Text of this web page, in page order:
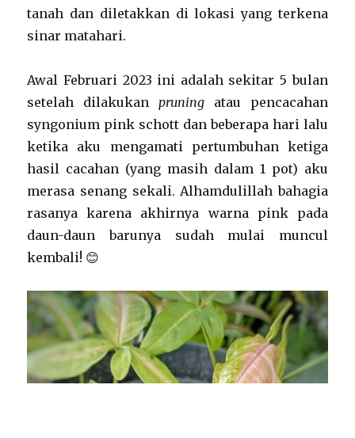
tanah dan diletakkan di lokasi yang terkena
sinar matahari.
Awal Februari 2023 ini adalah sekitar 5 bulan
setelah dilakukan pruning atau pencacahan
syngonium pink schott dan beberapa hari lalu
ketika aku mengamati pertumbuhan ketiga
hasil cacahan (yang masih dalam 1 pot) aku
merasa senang sekali. Alhamdulillah bahagia
rasanya karena akhirnya warna pink pada
daun-daun barunya sudah mulai muncul
kembali! 😊